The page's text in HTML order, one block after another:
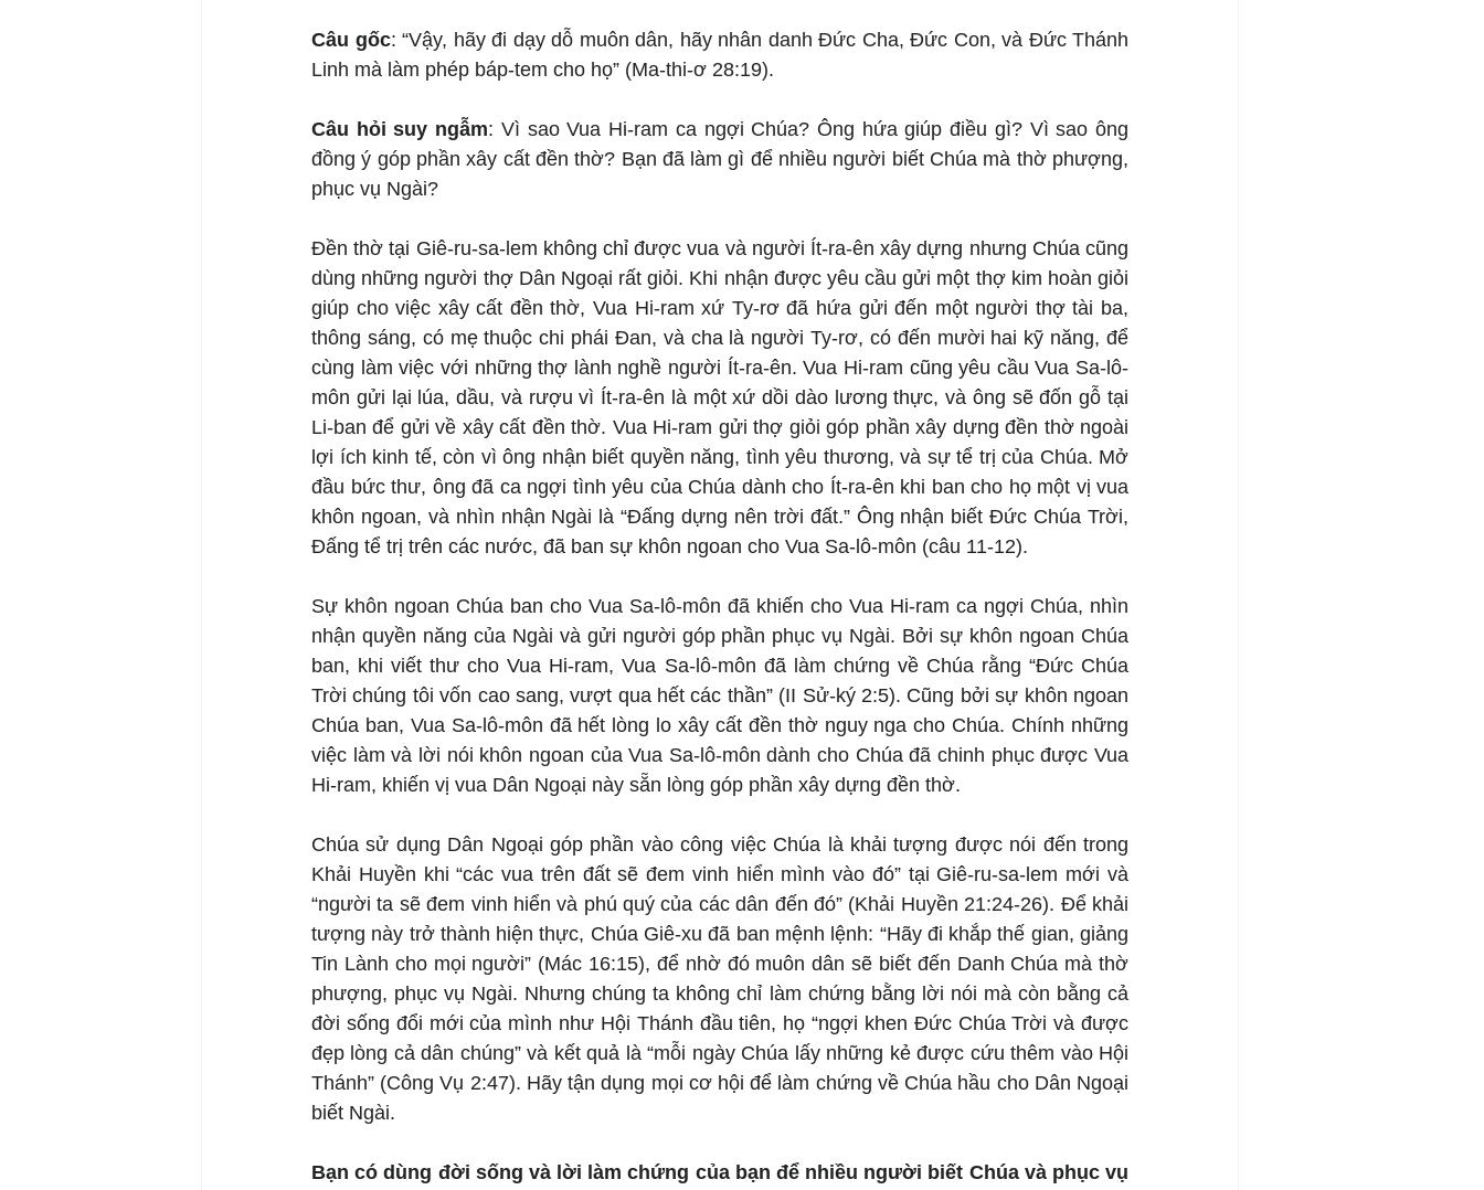
Câu gốc: “Vậy, hãy đi dạy dỗ muôn dân, hãy nhân danh Đức Cha, Đức Con, và Đức Thánh
Linh mà làm phép báp-tem cho họ” (Ma-thi-ơ 28:19).
Câu hỏi suy ngẫm: Vì sao Vua Hi-ram ca ngợi Chúa? Ông hứa giúp điều gì? Vì sao ông
đồng ý góp phần xây cất đền thờ? Bạn đã làm gì để nhiều người biết Chúa mà thờ phượng,
phục vụ Ngài?
Đền thờ tại Giê-ru-sa-lem không chỉ được vua và người Ít-ra-ên xây dựng nhưng Chúa cũng
dùng những người thợ Dân Ngoại rất giỏi. Khi nhận được yêu cầu gửi một thợ kim hoàn giỏi
giúp cho việc xây cất đền thờ, Vua Hi-ram xứ Ty-rơ đã hứa gửi đến một người thợ tài ba,
thông sáng, có mẹ thuộc chi phái Đan, và cha là người Ty-rơ, có đến mười hai kỹ năng, để
cùng làm việc với những thợ lành nghề người Ít-ra-ên. Vua Hi-ram cũng yêu cầu Vua Sa-lô-
môn gửi lại lúa, dầu, và rượu vì Ít-ra-ên là một xứ dồi dào lương thực, và ông sẽ đốn gỗ tại
Li-ban để gửi về xây cất đền thờ. Vua Hi-ram gửi thợ giỏi góp phần xây dựng đền thờ ngoài
lợi ích kinh tế, còn vì ông nhận biết quyền năng, tình yêu thương, và sự tể trị của Chúa. Mở
đầu bức thư, ông đã ca ngợi tình yêu của Chúa dành cho Ít-ra-ên khi ban cho họ một vị vua
khôn ngoan, và nhìn nhận Ngài là “Đấng dựng nên trời đất.” Ông nhận biết Đức Chúa Trời,
Đấng tể trị trên các nước, đã ban sự khôn ngoan cho Vua Sa-lô-môn (câu 11-12).
Sự khôn ngoan Chúa ban cho Vua Sa-lô-môn đã khiến cho Vua Hi-ram ca ngợi Chúa, nhìn
nhận quyền năng của Ngài và gửi người góp phần phục vụ Ngài. Bởi sự khôn ngoan Chúa
ban, khi viết thư cho Vua Hi-ram, Vua Sa-lô-môn đã làm chứng về Chúa rằng “Đức Chúa
Trời chúng tôi vốn cao sang, vượt qua hết các thần” (II Sử-ký 2:5). Cũng bởi sự khôn ngoan
Chúa ban, Vua Sa-lô-môn đã hết lòng lo xây cất đền thờ nguy nga cho Chúa. Chính những
việc làm và lời nói khôn ngoan của Vua Sa-lô-môn dành cho Chúa đã chinh phục được Vua
Hi-ram, khiến vị vua Dân Ngoại này sẵn lòng góp phần xây dựng đền thờ.
Chúa sử dụng Dân Ngoại góp phần vào công việc Chúa là khải tượng được nói đến trong
Khải Huyền khi “các vua trên đất sẽ đem vinh hiển mình vào đó” tại Giê-ru-sa-lem mới và
“người ta sẽ đem vinh hiển và phú quý của các dân đến đó” (Khải Huyền 21:24-26). Để khải
tượng này trở thành hiện thực, Chúa Giê-xu đã ban mệnh lệnh: “Hãy đi khắp thế gian, giảng
Tin Lành cho mọi người” (Mác 16:15), để nhờ đó muôn dân sẽ biết đến Danh Chúa mà thờ
phượng, phục vụ Ngài. Nhưng chúng ta không chỉ làm chứng bằng lời nói mà còn bằng cả
đời sống đổi mới của mình như Hội Thánh đầu tiên, họ “ngợi khen Đức Chúa Trời và được
đẹp lòng cả dân chúng” và kết quả là “mỗi ngày Chúa lấy những kẻ được cứu thêm vào Hội
Thánh” (Công Vụ 2:47). Hãy tận dụng mọi cơ hội để làm chứng về Chúa hầu cho Dân Ngoại
biết Ngài.
Bạn có dùng đời sống và lời làm chứng của bạn để nhiều người biết Chúa và phục vụ